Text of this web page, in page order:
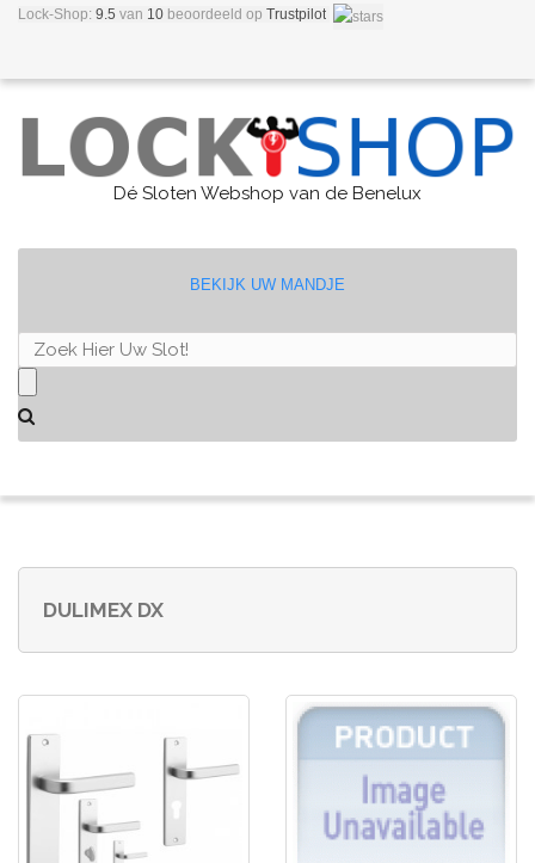
Lock-Shop: 9.5 van 10 beoordeeld op Trustpilot
Dé Sloten Webshop van de Benelux
BEKIJK UW MANDJE
DULIMEX DX